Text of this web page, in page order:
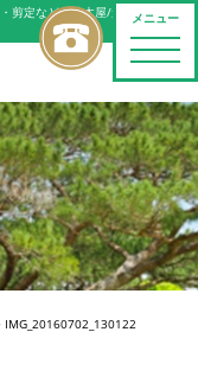
メニュー
toggle
剪定などの植木屋/造園屋をお探
IMG_20160702_130122